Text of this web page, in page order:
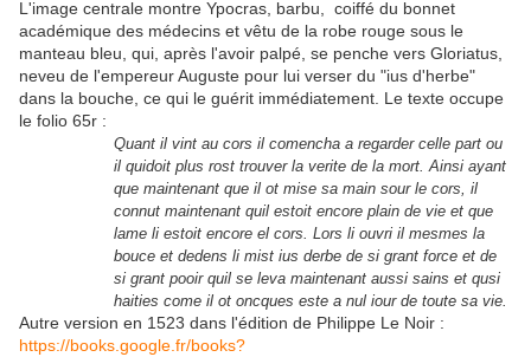
L'image centrale montre Ypocras, barbu, coiffé du bonnet
académique des médecins et vêtu de la robe rouge sous le
manteau bleu, qui, après l'avoir palpé, se penche vers Gloriatus,
neveu de l'empereur Auguste pour lui verser du "ius d'herbe"
dans la bouche, ce qui le guérit immédiatement. Le texte occupe
le folio 65r :
Quant il vint au cors il comencha a regarder celle part ou
il quidoit plus rost trouver la verite de la mort. Ainsi ayant
que maintenant que il ot mise sa main sour le cors, il
connut maintenant quil estoit encore plain de vie et que
lame li estoit encore el cors. Lors li ouvri il mesmes la
bouce et dedens li mist ius derbe de si grant force et de
si grant pooir quil se leva maintenant aussi sains et qusi
haities come il ot oncques este a nul iour de toute sa vie.
Autre version en 1523 dans l'édition de Philippe Le Noir :
https://books.google.fr/books?